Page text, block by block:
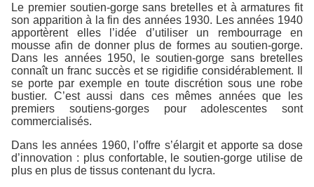
Le premier soutien-gorge sans bretelles et à armatures fit
son apparition à la fin des années 1930. Les années 1940
apportèrent elles l’idée d’utiliser un rembourrage en
mousse afin de donner plus de formes au soutien-gorge.
Dans les années 1950, le soutien-gorge sans bretelles
connaît un franc succès et se rigidifie considérablement. Il
se porte par exemple en toute discrétion sous une robe
bustier. C’est aussi dans ces mêmes années que les
premiers soutiens-gorges pour adolescentes sont
commercialisés.
Dans les années 1960, l’offre s’élargit et apporte sa dose
d’innovation : plus confortable, le soutien-gorge utilise de
plus en plus de tissus contenant du lycra.